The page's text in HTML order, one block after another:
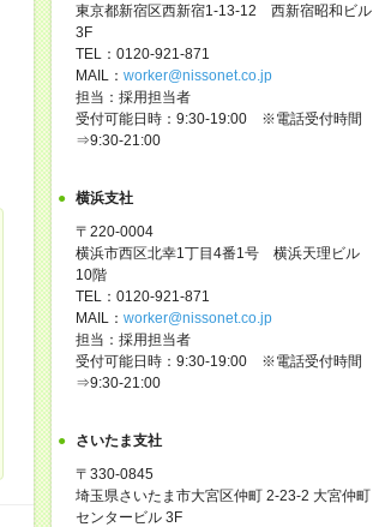
東京都新宿区西新宿1-13-12 西新宿昭和ビル
3F
TEL：0120-921-871
MAIL： worker@nissonet.co.jp
担当：採用担当者
受付可能日時：9:30-19:00 ※電話受付時間
⇒9:30-21:00
横浜支社
〒220-0004
横浜市西区北幸1丁目4番1号 横浜天理ビル
10階
TEL：0120-921-871
MAIL： worker@nissonet.co.jp
担当：採用担当者
受付可能日時：9:30-19:00 ※電話受付時間
⇒9:30-21:00
さいたま支社
〒330-0845
埼玉県さいたま市大宮区仲町 2-23-2 大宮仲町
センタービル 3F